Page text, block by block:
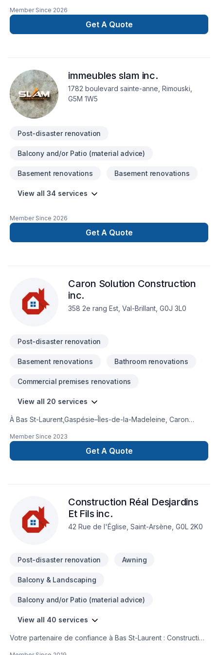
Member Since 2026
Get A Quote
immeubles slam inc.
1782 boulevard sainte-anne, Rimouski,
G5M 1W5
Post-disaster renovation
Balcony and/or Patio (material advice)
Basement renovations Basement renovations
View all 34 services
Member Since 2026
Get A Quote
Caron Solution Construction
inc.
358 2e rang Est, Val-Brillant, G0J 3L0
Post-disaster renovation
Basement renovations Bathroom renovations
Commercial premises renovations
View all 20 services
À Bas St-Laurent,Gaspésie–Îles-de-la-Madeleine, Caron
réalisations durables grâce à une approche unique dans le
domaine de Adaptation dom., Agrandissement, Après-sinistre,
Commercial, Cuisine, Excavation intérieur, Garage,
attentes. Confiez votre projet à une équipe qui a à cœur
votre satisfaction.
Member Since 2023
Get A Quote
Construction Réal Desjardins
Et Fils inc.
42 Rue de l'Église, Saint-Arsène, G0L 2K0
Post-disaster renovation Awning
Balcony & Landscaping
Balcony and/or Patio (material advice)
View all 40 services
Votre partenaire de confiance à Bas St-Laurent : Construction